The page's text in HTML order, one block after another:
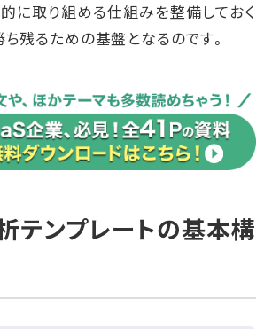
に取り組める仕組みを整備しておく
ち残るための基盤となるのです。
テンプレートの基本構